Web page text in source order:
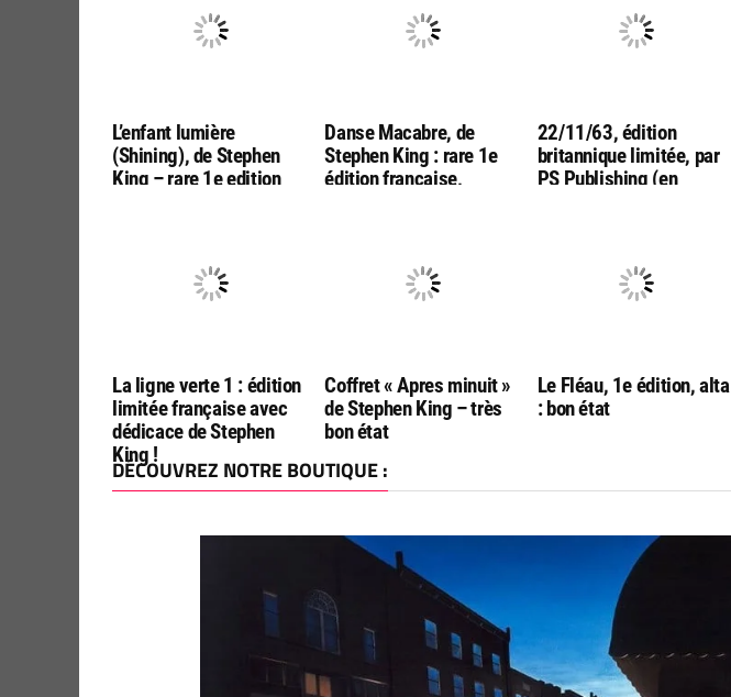
L’enfant lumière
(Shining), de Stephen
King – rare 1e edition
Danse Macabre, de
Stephen King : rare 1e
édition française,
22/11/63, édition
britannique limitée, par
PS Publishing (en
La ligne verte 1 : édition
limitée française avec
dédicace de Stephen
King !
Coffret « Apres minuit »
de Stephen King – très
bon état
Le Fléau, 1e édition, alta
: bon état
DÉCOUVREZ NOTRE BOUTIQUE :